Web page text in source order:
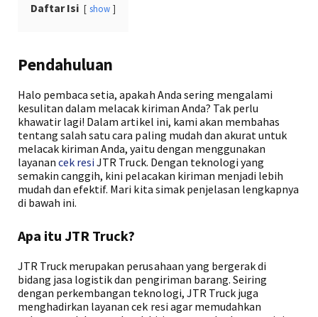
Daftar Isi show
Pendahuluan
Halo pembaca setia, apakah Anda sering mengalami
kesulitan dalam melacak kiriman Anda? Tak perlu
khawatir lagi! Dalam artikel ini, kami akan membahas
tentang salah satu cara paling mudah dan akurat untuk
melacak kiriman Anda, yaitu dengan menggunakan
layanancek resi JTR Truck. Dengan teknologi yang
semakin canggih, kini pelacakan kiriman menjadi lebih
mudah dan efektif. Mari kita simak penjelasan lengkapnya
di bawah ini.
Apa itu JTR Truck?
JTR Truck merupakan perusahaan yang bergerak di
bidang jasa logistik dan pengiriman barang. Seiring
dengan perkembangan teknologi, JTR Truck juga
menghadirkan layanan cek resi agar memudahkan